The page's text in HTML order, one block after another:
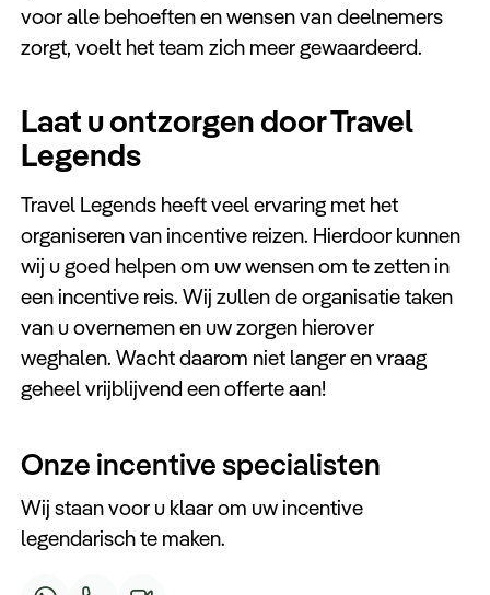
voor alle behoeften en wensen van deelnemers
zorgt, voelt het team zich meer gewaardeerd.
Laat u ontzorgen door Travel
Legends
Travel Legends heeft veel ervaring met het
organiseren van incentive reizen. Hierdoor kunnen
wij u goed helpen om uw wensen om te zetten in
een incentive reis. Wij zullen de organisatie taken
van u overnemen en uw zorgen hierover
weghalen. Wacht daarom niet langer en vraag
geheel vrijblijvend een offerte aan!
Onze incentive specialisten
Wij staan voor u klaar om uw incentive
legendarisch te maken.